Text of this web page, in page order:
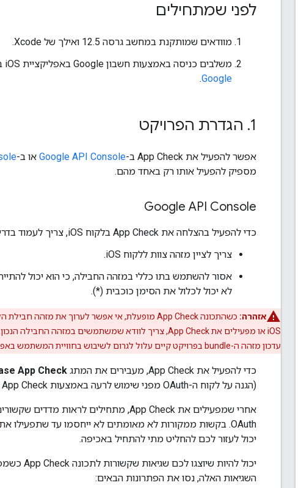
לפני שמתחילים
מוודאים שמותקנת במחשב גרסה 12.5 ואילך של Xcode.
משלבים כניסה באמצעות חשבון Google באפליקציית iOS באמצעות
Google
.
1
. הגדרת הפרויקט
אפשר להפעיל את App Check ב- Google API Console או ב-
מספיק להפעיל אותו רק באחד מהם.
Google API Console
כדי להפעיל בהצלחה את App Check בלקוח iOS, צריך לעמוד בדרישות הבאות:
צריך לציין מזהה צוות ללקוח iOS.
אסור להשתמש בתו כללי במזהה החבילה, כי הוא יכול
לא יכול לכלול את הסימן כוכבית (*).
אזהרה:
עדכון מזהה ה-bundle בפרויקט קיים עלול לגרום לשיבוש בחוויית המשתמש באפליקציות.
כדי להפעיל את App Check, מעבירים את המתג
App Check
(הגנה על לקוח ה-OAuth מפני שימוש לרעה באמצעות Firebase App Check) בתצוגת העריכה של לקוח ה-iOS.
OAuth. בקשות ממקורות לא מאומתים לא ייחסמו עד שתפעילו את
יכול לעזור לכם להחליט מתי להתחיל באכיפה.
השגיאות האלה, נסו את הפתרונות הבאים: